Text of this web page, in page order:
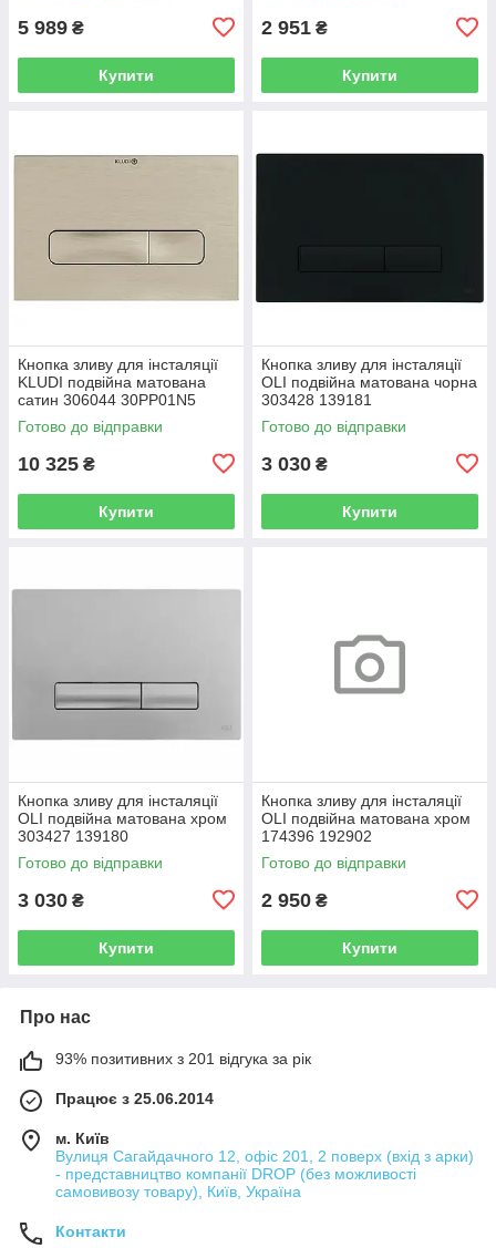
5 989 ₴
Купити
2 951 ₴
Купити
Кнопка зливу для інсталяції
KLUDI подвійна матована
сатин 306044 30PP01N5
Готово до відправки
10 325 ₴
Купити
Кнопка зливу для інсталяції
OLI подвійна матована чорна
303428 139181
Готово до відправки
3 030 ₴
Купити
Кнопка зливу для інсталяції
OLI подвійна матована хром
303427 139180
Готово до відправки
3 030 ₴
Купити
Кнопка зливу для інсталяції
OLI подвійна матована хром
174396 192902
Готово до відправки
2 950 ₴
Купити
Про нас
93% позитивних з 201 відгука за рік
Працює з 25.06.2014
м. Київ
Вулиця Сагайдачного 12, офіс 201, 2 поверх (вхід з арки)
- представництво компанії DROP (без можливості
самовивозу товару), Київ, Україна
Контакти